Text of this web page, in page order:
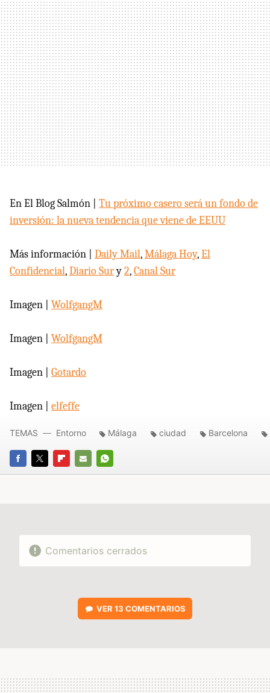
En El Blog Salmón | Tu próximo casero será un fondo de
inversión: la nueva tendencia que viene de EEUU
Más información | Daily Mail,Málaga Hoy,El
Confidencial,Diario Sury2,Canal Sur
Imagen | WolfgangM
Imagen | WolfgangM
Imagen | Gotardo
Imagen | elfeffe
FACEBOOK
TWITTERFLIPBOARD
E-
WHATSAPP
TEMAS Entorno Málaga ciudad Barcelona
Comentarios cerrados
VER 13 COMENTARIOS